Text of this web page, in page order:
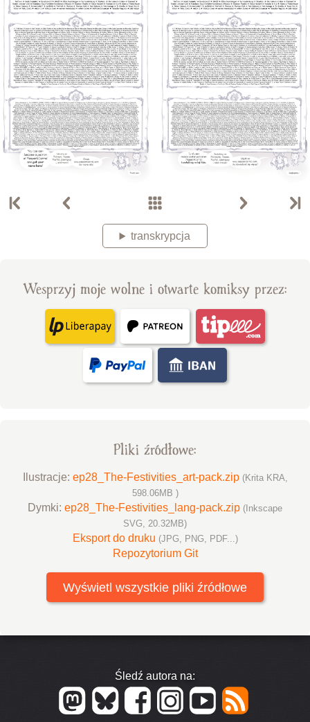
transkrypcja
Wesprzyj moje wolne i otwarte komiksy przez:
Pliki źródłowe:
Ilustracje: ep28_The-Festivities_art-pack.zip (Krita KRA,
598.06MB )
Dymki: ep28_The-Festivities_lang-pack.zip (Inkscape
SVG, 20.32MB)
Eksport do druku (JPG, PNG, PDF...)
Repozytorium Git
Wyświetl wszystkie pliki źródłowe
Śledź autora na: